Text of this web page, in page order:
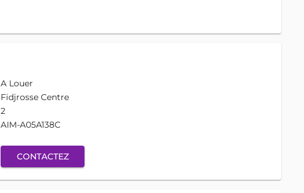
A Louer
Fidjrosse Centre
2
AIM-A05A138C
CONTACTEZ